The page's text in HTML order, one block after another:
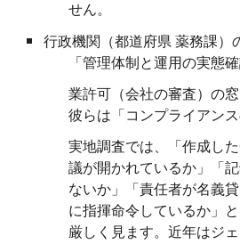
せん。
行政機関（都道府県 薬務課）
「管理体制と運用の実態確
業許可（会社の審査）の
彼らは「コンプライアンス
実地調査では、「作成し
議が開かれているか」「
ないか」「責任者が名義
に指揮命令しているか」
厳しく見ます。近年はジ